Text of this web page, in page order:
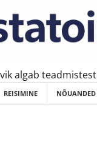
algab teadmistest
REISIMINE NÕUANDED